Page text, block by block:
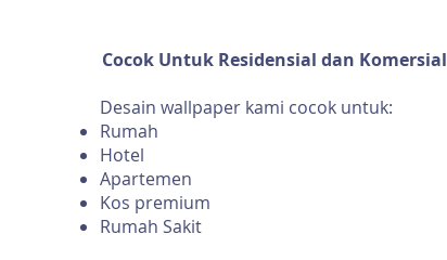
Cocok Untuk Residensial dan Komersial
Desain wallpaper kami cocok untuk:
Rumah
Hotel
Apartemen
Kos premium
Rumah Sakit